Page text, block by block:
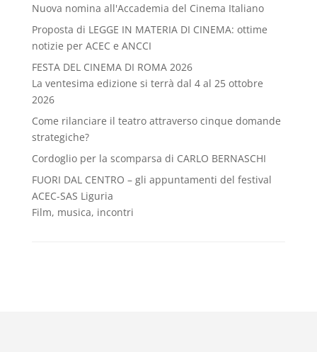
Nuova nomina all'Accademia del Cinema Italiano
Proposta di LEGGE IN MATERIA DI CINEMA: ottime
notizie per ACEC e ANCCI
FESTA DEL CINEMA DI ROMA 2026
La ventesima edizione si terrà dal 4 al 25 ottobre
2026
Come rilanciare il teatro attraverso cinque domande
strategiche?
Cordoglio per la scomparsa di CARLO BERNASCHI
FUORI DAL CENTRO – gli appuntamenti del festival
ACEC-SAS Liguria
Film, musica, incontri